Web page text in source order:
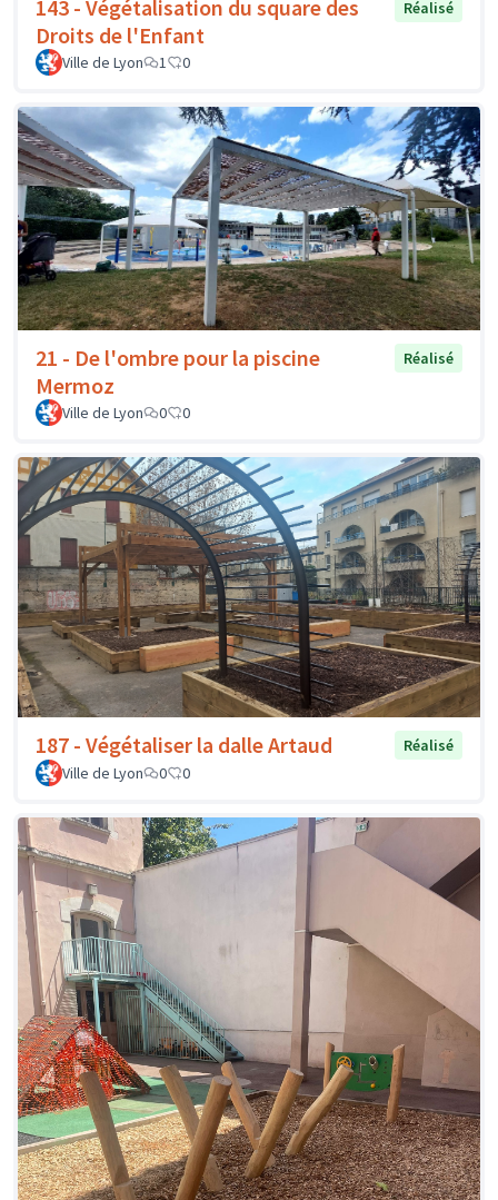
143 - Végétalisation du square des
Droits de l'Enfant
Réalisé
Ville de Lyon 1 0
21 - De l'ombre pour la piscine
Mermoz
Réalisé
Ville de Lyon 0 0
187 - Végétaliser la dalle Artaud
Réalisé
Ville de Lyon
0 0